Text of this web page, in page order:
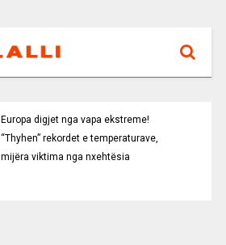
Europa digjet nga vapa ekstreme!
“Thyhen” rekordet e temperaturave,
mijëra viktima nga nxehtësia